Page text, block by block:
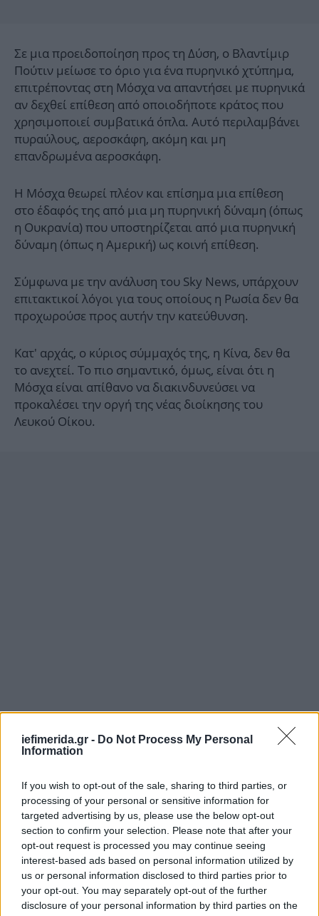
iefimerida.gr - Do Not Process My Personal
Information
If you wish to opt-out of the sale, sharing to third parties, or
processing of your personal or sensitive information for
targeted advertising by us, please use the below opt-out
section to confirm your selection. Please note that after your
opt-out request is processed you may continue seeing
interest-based ads based on personal information utilized by
us or personal information disclosed to third parties prior to
your opt-out. You may separately opt-out of the further
disclosure of your personal information by third parties on the
Σε μια προειδοποίηση προς τη Δύση, ο Βλαντίμιρ
Πούτιν μείωσε το όριο για ένα πυρηνικό χτύπημα,
επιτρέποντας στη Μόσχα να απαντήσει με πυρηνικά
αν δεχθεί επίθεση από οποιοδήποτε κράτος που
χρησιμοποιεί συμβατικά όπλα. Αυτό περιλαμβάνει
πυραύλους, αεροσκάφη, ακόμη και μη
επανδρωμένα αεροσκάφη.
Η Μόσχα θεωρεί πλέον και επίσημα μια επίθεση
στο έδαφός της από μια μη πυρηνική δύναμη (όπως
η Ουκρανία) που υποστηρίζεται από μια πυρηνική
δύναμη (όπως η Αμερική) ως κοινή επίθεση.
Σύμφωνα με την ανάλυση του Sky News, υπάρχουν
επιτακτικοί λόγοι για τους οποίους η Ρωσία δεν θα
προχωρούσε προς αυτήν την κατεύθυνση.
Κατ' αρχάς, ο κύριος σύμμαχός της, η Κίνα, δεν θα
το ανεχτεί. Το πιο σημαντικό, όμως, είναι ότι η
Μόσχα είναι απίθανο να διακινδυνεύσει να
προκαλέσει την οργή της νέας διοίκησης του
Λευκού Οίκου.